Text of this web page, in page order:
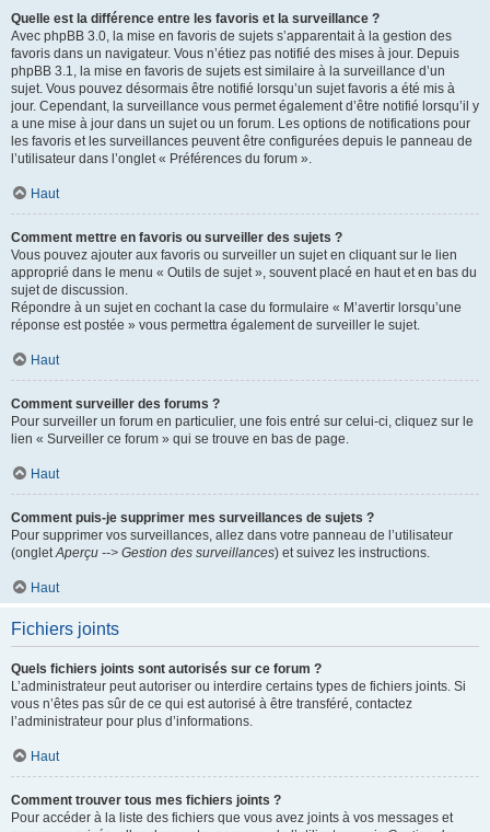
Quelle est la différence entre les favoris et la surveillance ?
Avec phpBB 3.0, la mise en favoris de sujets s’apparentait à la gestion des
favoris dans un navigateur. Vous n’étiez pas notifié des mises à jour. Depuis
phpBB 3.1, la mise en favoris de sujets est similaire à la surveillance d’un
sujet. Vous pouvez désormais être notifié lorsqu’un sujet favoris a été mis à
jour. Cependant, la surveillance vous permet également d’être notifié lorsqu’il y
a une mise à jour dans un sujet ou un forum. Les options de notifications pour
les favoris et les surveillances peuvent être configurées depuis le panneau de
l’utilisateur dans l’onglet « Préférences du forum ».
Haut
Comment mettre en favoris ou surveiller des sujets ?
Vous pouvez ajouter aux favoris ou surveiller un sujet en cliquant sur le lien
approprié dans le menu « Outils de sujet », souvent placé en haut et en bas du
sujet de discussion.
Répondre à un sujet en cochant la case du formulaire « M’avertir lorsqu’une
réponse est postée » vous permettra également de surveiller le sujet.
Haut
Comment surveiller des forums ?
Pour surveiller un forum en particulier, une fois entré sur celui-ci, cliquez sur le
lien « Surveiller ce forum » qui se trouve en bas de page.
Haut
Comment puis-je supprimer mes surveillances de sujets ?
Pour supprimer vos surveillances, allez dans votre panneau de l’utilisateur
(ongletAperçu --> Gestion des surveillances) et suivez les instructions.
Haut
Fichiers joints
Quels fichiers joints sont autorisés sur ce forum ?
L’administrateur peut autoriser ou interdire certains types de fichiers joints. Si
vous n’êtes pas sûr de ce qui est autorisé à être transféré, contactez
l’administrateur pour plus d’informations.
Haut
Comment trouver tous mes fichiers joints ?
Pour accéder à la liste des fichiers que vous avez joints à vos messages et